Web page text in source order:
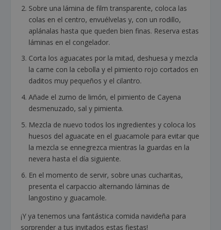
Sobre una lámina de film transparente, coloca las
colas en el centro, envuélvelas y, con un rodillo,
aplánalas hasta que queden bien finas. Reserva estas
láminas en el congelador.
Corta los aguacates por la mitad, deshuesa y mezcla
la carne con la cebolla y el pimiento rojo cortados en
daditos muy pequeños y el cilantro.
Añade el zumo de limón, el pimiento de Cayena
desmenuzado, sal y pimienta.
Mezcla de nuevo todos los ingredientes y coloca los
huesos del aguacate en el guacamole para evitar que
la mezcla se ennegrezca mientras la guardas en la
nevera hasta el día siguiente.
En el momento de servir, sobre unas cucharitas,
presenta el carpaccio alternando láminas de
langostino y guacamole.
¡Y ya tenemos una fantástica comida navideña para
sorprender a tus invitados estas fiestas!